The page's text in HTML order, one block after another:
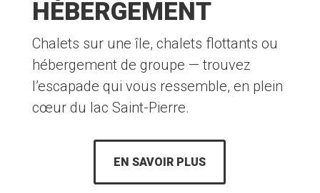
HÉBERGEMENT
Chalets sur une île, chalets flottants ou
hébergement de groupe — trouvez
l’escapade qui vous ressemble, en plein
cœur du lac Saint-Pierre.
EN SAVOIR PLUS